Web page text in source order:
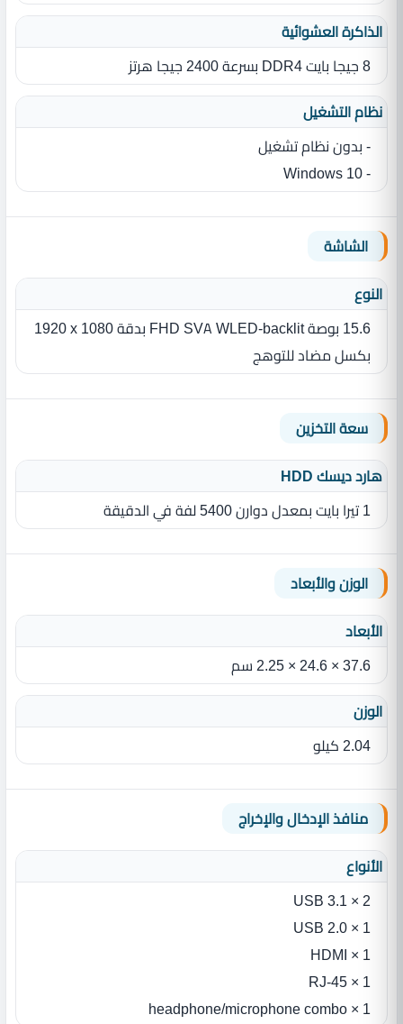
الذاكرة العشوائية
8 جيجا بايت DDR4 بسرعة 2400 جيجا هرتز
نظام التشغيل
- بدون نظام تشغيل
- Windows 10
الشاشة
النوع
15.6 بوصة FHD SVA WLED-backlit بدقة ‎1920 x 1080
بكسل مضاد للتوهج
سعة التخزين
هارد ديسك HDD
1 تيرا بايت بمعدل دوارن 5400 لفة في الدقيقة
الوزن والأبعاد
الأبعاد
37.6 × 24.6 × 2.25 سم
الوزن
2.04 كيلو
منافذ الإدخال والإخراج
الأنواع
2 × USB 3.1
1 × USB 2.0
1 × HDMI
1 × RJ-45
1 × headphone/microphone combo